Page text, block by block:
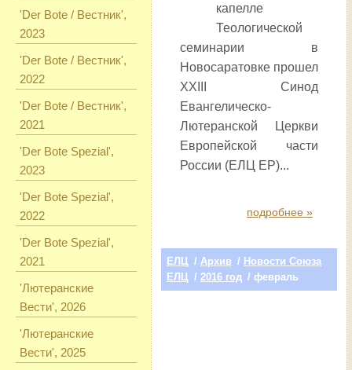
'Der Bote / Вестник',
2023
'Der Bote / Вестник',
2022
'Der Bote / Вестник',
2021
'Der Bote Spezial',
2023
'Der Bote Spezial',
2022
'Der Bote Spezial',
2021
'Лютеранские
Вести', 2026
'Лютеранские
Вести', 2025
капелле
Теологической
семинарии в
Новосаратовке прошел
XXIII Синод
Евангелическо-
Лютеранской Церкви
Европейской части
России (ЕЛЦ ЕР)...
подробнее »
ЕЛЦ / Архив / Новости Союза
ЕЛЦ / 2016 год / февраль